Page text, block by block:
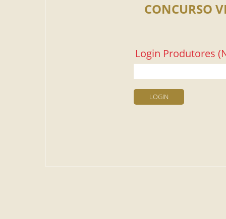
CONCURSO
Login Produtores
LOGIN